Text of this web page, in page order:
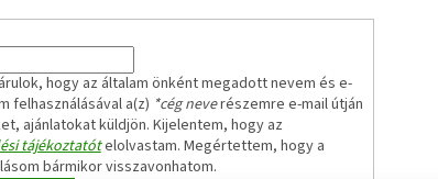
hogy az általam önként megadott nevem és e-
felhasználásával a(z) *cég neverészemre e-mail útján
ajánlatokat küldjön. Kijelentem, hogy az
tájékoztatótelolvastam. Megértettem, hogy a
bármikor visszavonhatom.